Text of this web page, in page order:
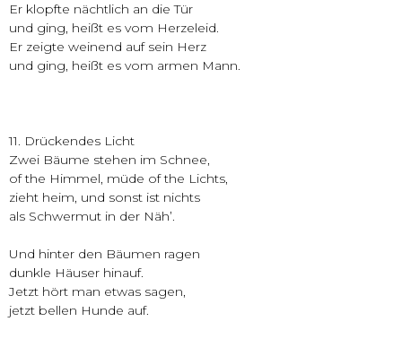
Er klopfte nächtlich an die Tür
und ging, heißt es vom Herzeleid.
Er zeigte weinend auf sein Herz
und ging, heißt es vom armen Mann.
11. Drückendes Licht
Zwei Bäume stehen im Schnee,
of the Himmel, müde of the Lichts,
zieht heim, und sonst ist nichts
als Schwermut in der Näh’.
Und hinter den Bäumen ragen
dunkle Häuser hinauf.
Jetzt hört man etwas sagen,
jetzt bellen Hunde auf.